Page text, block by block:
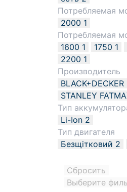
Потребляемая
2000 1
Потребляемая
1600 1 1750 1
2200 1
Производитель
BLACK+DECKER
STANLEY
Тип
Li-Ion 2
Тип двигателя
Безщітковий 2
Сбросить
Выберите